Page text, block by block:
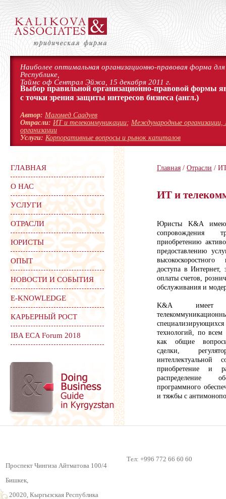
Наиболее оптимальная организационно-правовая форма
Республике,
Таймс оф Сентрал Эйжа, 15 декабря 2011 г.
Выбор правильной организационно-правовой формы
с точки зрения защиты интересов бизнеса (англ.)
Автор: Магомед Саадуев
Отрасли: ИТ и телекоммуникации; Международные организации,
организации
Услуги: Корпоративные вопросы и рынок капиталов
Главная / Отрасли /
ИТ и
Юристы K&A
сопровождения
приобретению
предоставлению
доступа в Интернет,
оплаты счетов,
обслуживания и
K&A имеет
технологий, по всем
как общие
сделки,
интеллектуальной
приобретение и
распределение
программного
и тяжбы с
ГЛАВНАЯ
О НАС
УСЛУГИ
ОТРАСЛИ
ЮРИСТЫ
ОПЫТ
НОВОСТИ И СОБЫТИЯ
Е-KNOWLEDGE
КАРЬЕРНЫЙ РОСТ
IBA ECA Forum 2018
Проспект Чингиза Айтматова 100/4
Бишкек,
720020, Кыргызская Республика
Тел: +996 772 66 60 60